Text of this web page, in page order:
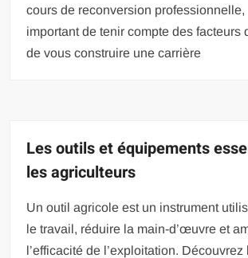
cours de reconversion professionnelle,
important de tenir compte des facteurs
de vous construire une carrière
Les outils et équipements
les agriculteurs
Un outil agricole est un instrument
le travail, réduire la main-d’œuvre et
l’efficacité de l’exploitation.